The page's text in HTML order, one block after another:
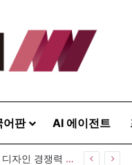
어판 AI 에이전트
GS25, 세계 디자인 어워드 2관왕…‘소비뇽레몬블랑하이볼’ 디자인 경쟁력 인정